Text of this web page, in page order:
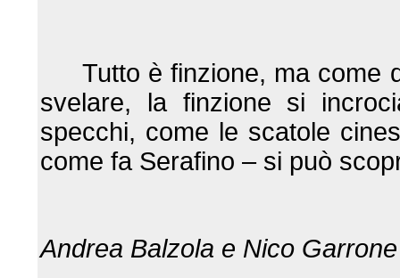
Tutto è finzione, ma come
svelare, la finzione si
specchi, come le scatole
come fa Serafino – si può
Andrea Balzola e Nico Garrone